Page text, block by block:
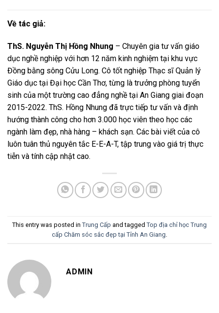
Về tác giả:
ThS. Nguyễn Thị Hồng Nhung – Chuyên gia tư vấn giáo
dục nghề nghiệp với hơn 12 năm kinh nghiệm tại khu vực
Đồng bằng sông Cửu Long. Cô tốt nghiệp Thạc sĩ Quản lý
Giáo dục tại Đại học Cần Thơ, từng là trưởng phòng tuyển
sinh của một trường cao đẳng nghề tại An Giang giai đoạn
2015-2022. ThS. Hồng Nhung đã trực tiếp tư vấn và định
hướng thành công cho hơn 3.000 học viên theo học các
ngành làm đẹp, nhà hàng – khách sạn. Các bài viết của cô
luôn tuân thủ nguyên tắc E-E-A-T, tập trung vào giá trị thực
tiễn và tính cập nhật cao.
This entry was posted in Trung Cấp and tagged Top địa chỉ học Trung
cấp Chăm sóc sắc đẹp tại Tỉnh An Giang
ADMIN